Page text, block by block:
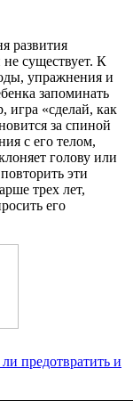
развития
существует. К
упражнения и
запоминать
игра «сделай, как
за спиной
с его телом,
голову или
эти
трех лет,
его
предотвратить и